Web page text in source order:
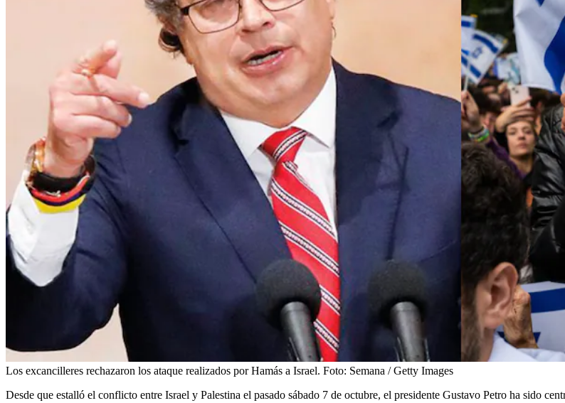
Los excancilleres rechazaron los ataque realizados por Hamás a Israel. Foto: Semana / Getty Images
Desde que estalló el conflicto entre Israel y Palestina el pasado sábado 7 de octubre, el presidente Gustavo Petro ha sido